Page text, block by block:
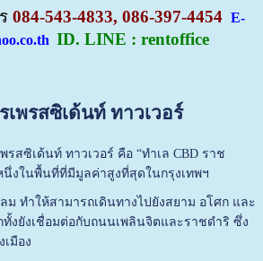
084-543-4833, 086-397-4454 E-
ID. LINE : rentoffice
พรสซิเด้นท์ ทาวเวอร์
สซิเด้นท์ ทาวเวอร์ คือ “ทำเล CBD ราช
งในพื้นที่ที่มีมูลค่าสูงที่สุดในกรุงเทพฯ
ม ทำให้สามารถเดินทางไปยังสยาม อโศก และ
งยังเชื่อมต่อกับถนนเพลินจิตและราชดำริ ซึ่ง
มือง